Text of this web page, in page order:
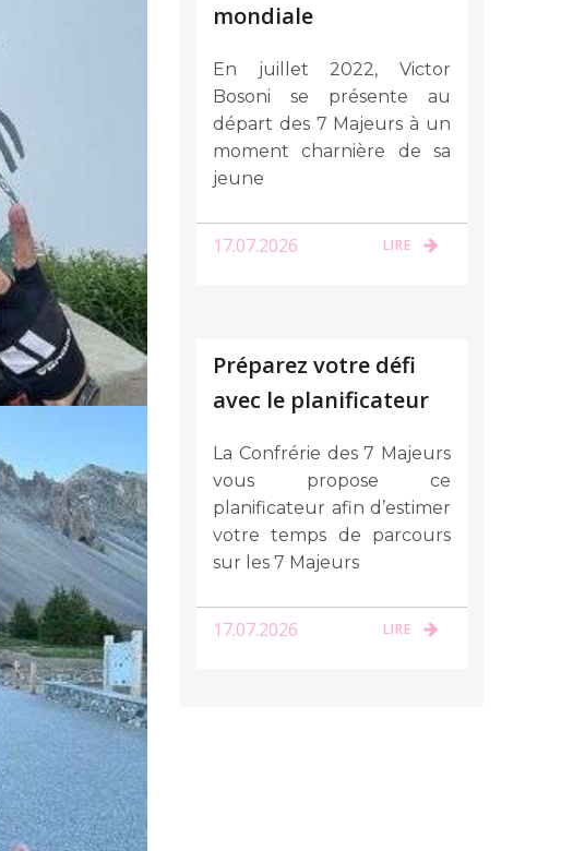
mondiale
En juillet 2022, Victor
Bosoni se présente au
départ des 7 Majeurs à un
moment charnière de sa
jeune
17.07.2026 LIRE
Préparez votre défi
avec le planificateur
La Confrérie des 7 Majeurs
vous propose ce
planificateur afin d’estimer
votre temps de parcours
sur les 7 Majeurs
17.07.2026 LIRE